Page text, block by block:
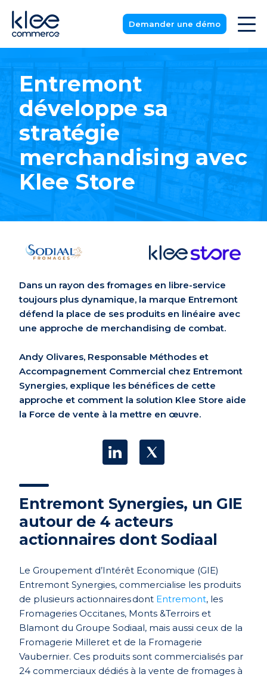
Demander une démo
Entremont
développe sa
stratégie
merchandising avec
Klee Store
Dans un rayon des fromages en libre-service
toujours plus dynamique, la marque Entremont
défend la place de ses produits en linéaire avec
une approche de merchandising de combat.
Andy Olivares, Responsable Méthodes et
Accompagnement Commercial chez Entremont
Synergies, explique les bénéfices de cette
approche et comment la solution Klee Store aide
la Force de vente à la mettre en œuvre.
Entremont Synergies, un GIE
autour de 4 acteurs
actionnaires dont Sodiaal
Le Groupement d’Intérêt Economique (GIE)
Entremont Synergies, commercialise les produits
de plusieurs actionnaires dont Entremont, les
Fromageries Occitanes, Monts &Terroirs et
Blamont du Groupe Sodiaal, mais aussi ceux de la
Fromagerie Milleret et de la Fromagerie
Vaubernier. Ces produits sont commercialisés par
24 commerciaux dédiés à la vente de fromages à